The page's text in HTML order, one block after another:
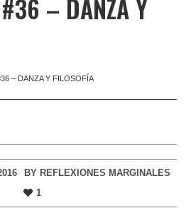
– DANZA Y
– DANZA Y FILOSOFÍA
BY REFLEXIONES MARGINALES
1